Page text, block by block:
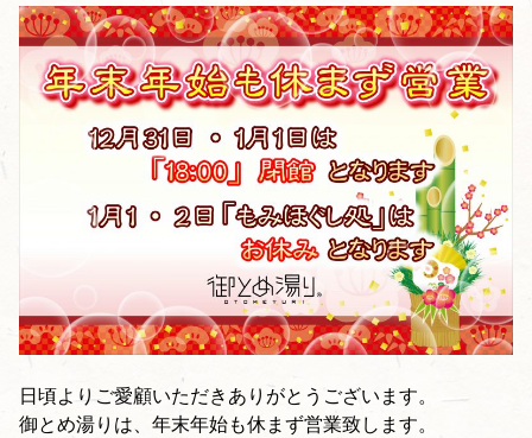
日頃よりご愛顧いただきありがとうございます。
御とめ湯りは、年末年始も休まず営業致します。